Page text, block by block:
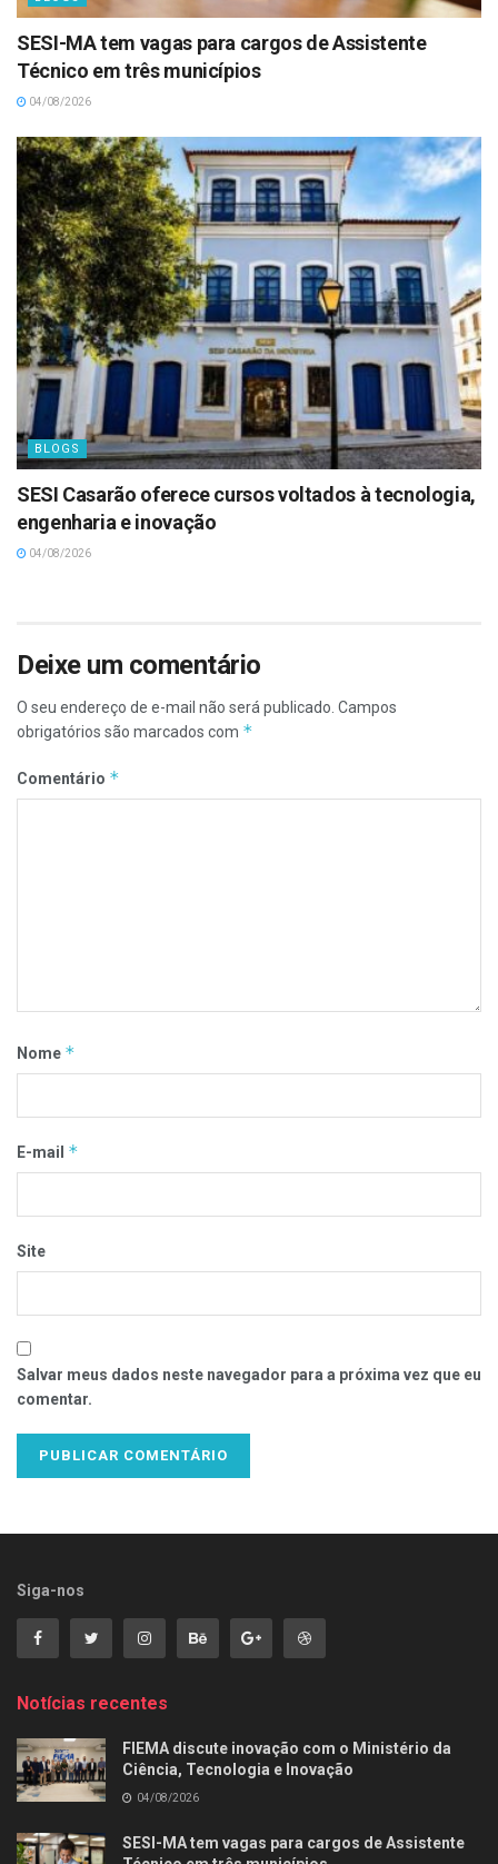
SESI-MA tem vagas para cargos de Assistente
Técnico em três municípios
04/08/2026
BLOGS
SESI Casarão oferece cursos voltados à tecnologia,
engenharia e inovação
04/08/2026
Deixe um comentário
O seu endereço de e-mail não será publicado. Campos
obrigatórios são marcados com *
Comentário *
Nome *
E-mail *
Site
Salvar meus dados neste navegador para a próxima vez que eu
comentar.
Siga-nos
Notícias recentes
FIEMA discute inovação com o Ministério da
Ciência, Tecnologia e Inovação
04/08/2026
SESI-MA tem vagas para cargos de Assistente